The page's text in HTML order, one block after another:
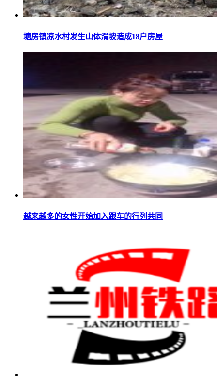
塘房镇凉水村发生山体滑坡造成18户房屋
越来越多的女性开始加入跟车的行列共同